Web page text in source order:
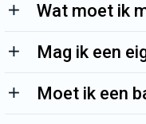
Wat moet ik
Mag ik een
Moet ik een